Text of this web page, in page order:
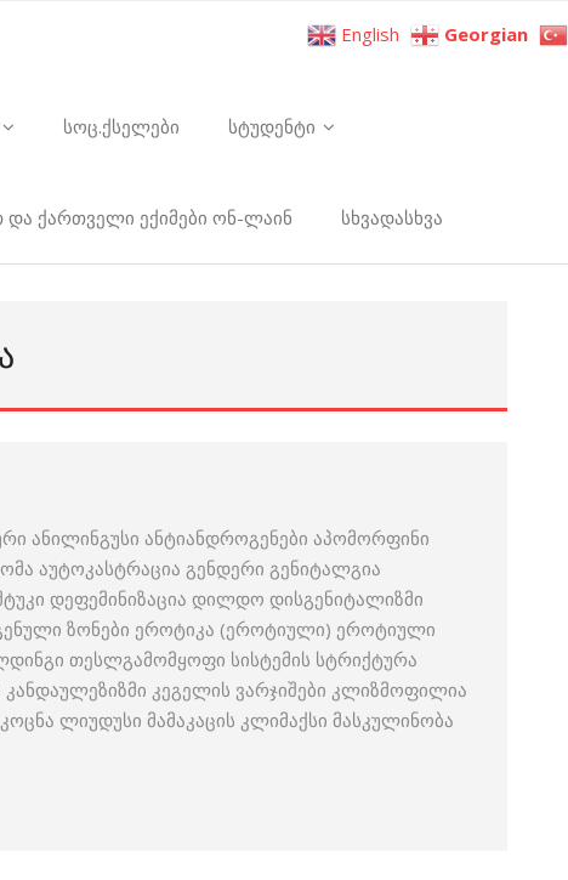
სოც.ქსელები სტუდენტი
ქართველი ექიმები ონ-ლაინ სხვადასხვა
ანილინგუსი ანტიანდროგენები აპომორფინი
აუტოკასტრაცია გენდერი გენიტალგია
დეფემინიზაცია დილდო დისგენიტალიზმი
ზონები ეროტიკა (ეროტიული) ეროტიული
თესლგამომყოფი სისტემის სტრიქტურა
კეგელის ვარჯიშები კლიზმოფილია
ლიუდუსი მამაკაცის კლიმაქსი მასკულინობა
English Georgian